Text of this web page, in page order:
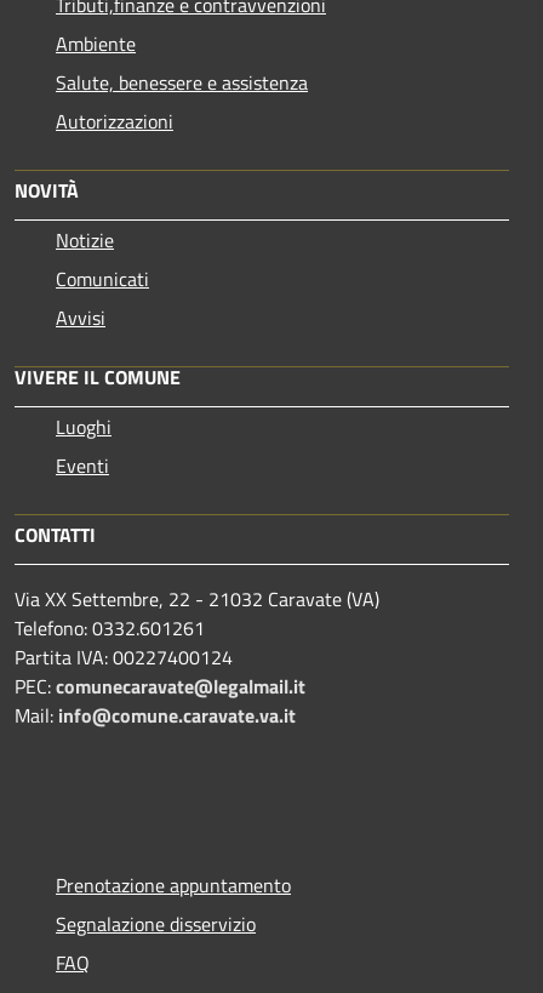
Ambiente
Salute, benessere e assistenza
Autorizzazioni
NOVITÀ
Notizie
Comunicati
Avvisi
VIVERE IL COMUNE
Luoghi
Eventi
CONTATTI
Via XX Settembre, 22 - 21032 Caravate (VA)
Telefono: 0332.601261
Partita IVA: 00227400124
PEC:comunecaravate@legalmail.it
Mail: info@comune.caravate.va.it
Prenotazione appuntamento
Segnalazione disservizio
FAQ